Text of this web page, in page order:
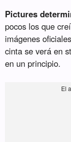
Pictures
pocos los que
imágenes
cinta se verá en
en un principio.